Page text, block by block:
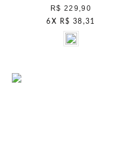
R$ 229,90
6 X R$ 38,31